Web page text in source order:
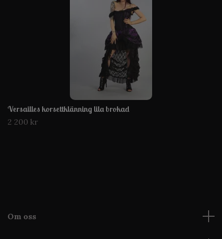
Versailles korsettklänning lila brokad
2 200 kr
Om oss